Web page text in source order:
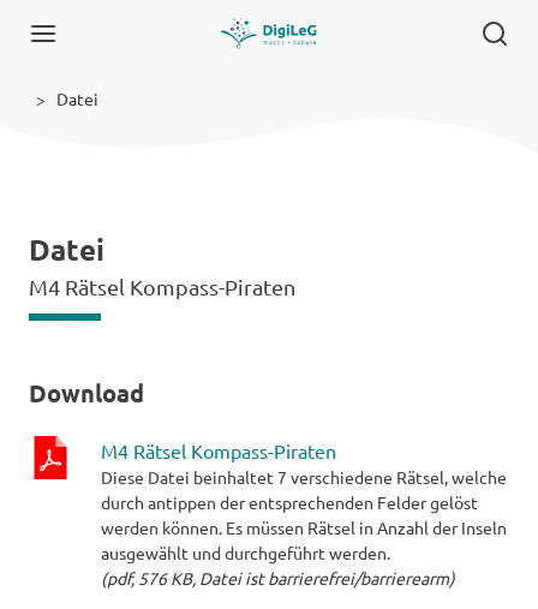
Datei
Datei
M4 Rätsel Kompass-Piraten
Download
M4 Rätsel Kompass-Piraten
Diese Datei beinhaltet 7 verschiedene Rätsel, welche
durch antippen der entsprechenden Felder gelöst
werden können. Es müssen Rätsel in Anzahl der Inseln
ausgewählt und durchgeführt werden.
(pdf, 576 KB, Datei ist barrierefrei/barrierearm)